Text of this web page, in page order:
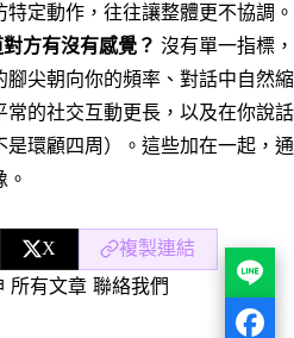
定動作，往往讓整體更不協調。
方有沒有感覺？ 沒有單一指標，
尖朝向你的頻率、對話中自然縮
的社交互動更長，以及在你說話
是環顧四周）。這些加在一起，通
X
複製連結
所有文章 聯絡我們